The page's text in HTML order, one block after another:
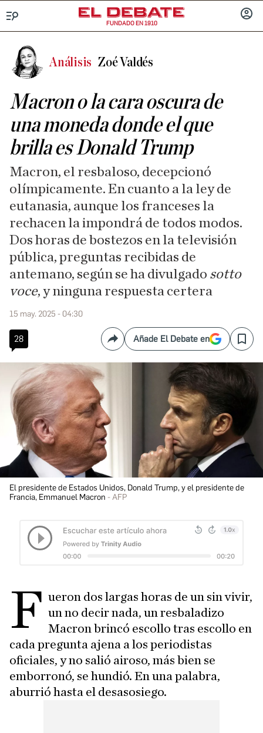
FUNDADO EN 1910
Análisis Zoé Valdés
Macron o la cara oscura de
una moneda donde el que
brilla es Donald Trump
Macron, el resbaloso, decepcionó
olímpicamente. En cuanto a la ley de
eutanasia, aunque los franceses la
rechacen la impondrá de todos modos.
Dos horas de bostezos en la televisión
pública, preguntas recibidas de
antemano, según se ha divulgado sotto
voce, y ninguna respuesta certera
15 may. 2025 - 04:30
28 CompartirAñade El Debate en Save
El presidente de Estados Unidos, Donald Trump, y el presidente de
Francia, Emmanuel Macron
AFP
F ueron dos largas horas de un sin vivir,
un no decir nada, un resbaladizo
Macron brincó escollo tras escollo en
cada pregunta ajena a los periodistas
oficiales, y no salió airoso, más bien se
emborronó, se hundió. En una palabra,
aburrió hasta el desasosiego.